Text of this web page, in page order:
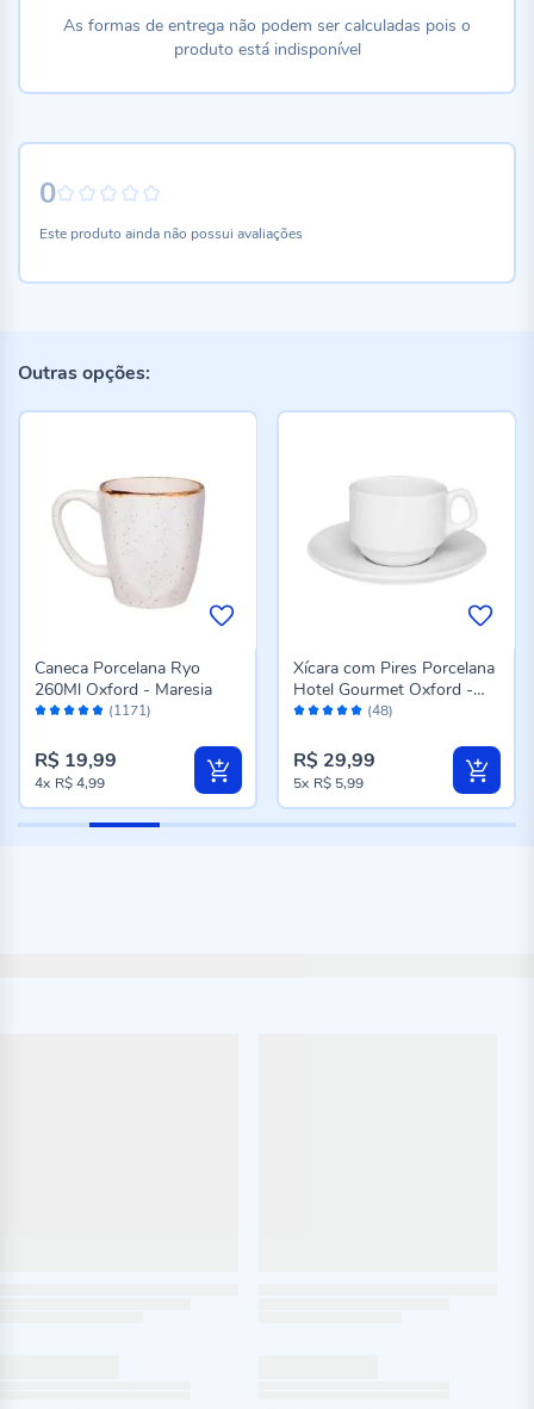
0
Este produto ainda não possui avaliações
As formas de entrega não podem ser calculadas pois o
produto está indisponível
Outras opções:
Avaliação: (1171)
Caneca Porcelana Ryo
260Ml Oxford - Maresia
R$ 19,99
4x R$ 4,99
Avaliação: (48)
Xícara com Pires Porcelana
Hotel Gourmet Oxford -
200 ml
R$ 29,99
5x R$ 5,99